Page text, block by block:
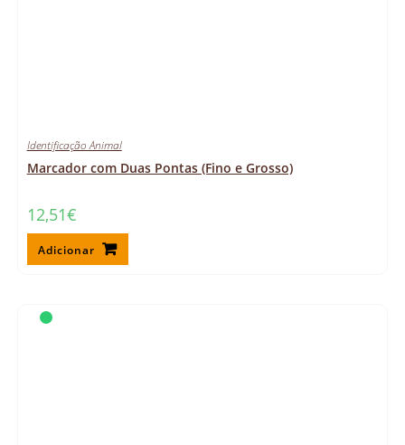
Identificação Animal
Marcador com Duas Pontas (Fino e Grosso)
12,51€
Adicionar